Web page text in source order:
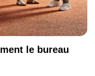
le bureau